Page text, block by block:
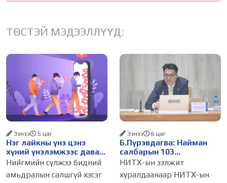
ТӨСТЭЙ МЭДЭЭЛЛҮҮД:
Нэг лайкны үнэ цэнэ
хүний үнэлэмжээс давах
болсон уу?
Ээнээ 5 цаг
Нийгмийн сүлжээ бидний
амьдралын салшгүй хэсэг
Б.Пүрэвдагва: Найман
салбарын 103
үйлчилгээний
бүртгэлийг цуцалснаар
бизнес эрхлэхэд таатай
Ээнээ 6 цаг
НИТХ-ын ээлжит
хуралдаанаар НИТХ-ын